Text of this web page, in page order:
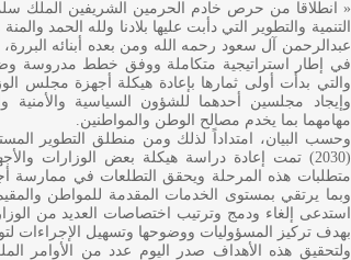
« انطلاقا من حرص خادم الحرمين الشريفين الملك
التنمية والتطوير التي دأبت عليها بلادنا ولله الحمد
عبدالرحمن آل سعود رحمه الله ومن بعده أبنائه
في إطار استراتيجية متكاملة ووفق خطط مدروسة
والتي بدأت أولى ثمارها بإعادة هيكلة أجهزة مجلس
وإيجاد مجلسين أحدهما للشؤون السياسية والأمنية
مهامهما بما يخدم مصالح الوطن والمواطنين.
وحسب البيان، امتداداً لذلك ومن منطلق التطوير
(2030) تمت إعادة دراسة هيكلة بعض الوزارات
متطلبات هذه المرحلة ويحقق التطلعات في ممارسة
وبما يرتقي بمستوى الخدمات المقدمة للمواطن
استدعى إلغاء ودمج وترتيب اختصاصات العديد من
بهدف تركيز المسؤوليات ووضوحها وتسهيل الإجراءات
ولتحقيق هذه الأهداف صدر اليوم عدد من الأوامر